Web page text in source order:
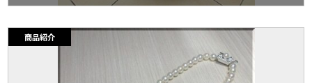
商品紹介